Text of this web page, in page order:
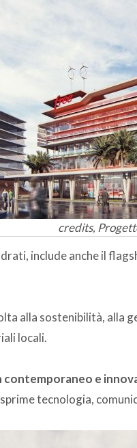
credits,
include anche il
alla sostenibilità, alla
locali.
contemporaneo e
tecnologia,